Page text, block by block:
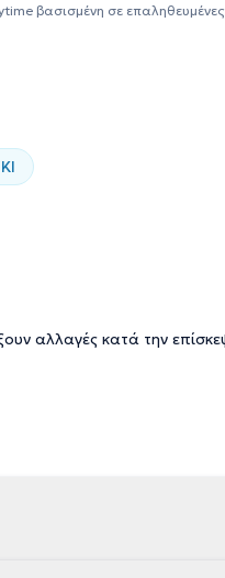
συμμετάσχει σε συνέδρια
βασισμένη σε
αλλαγές κατά την